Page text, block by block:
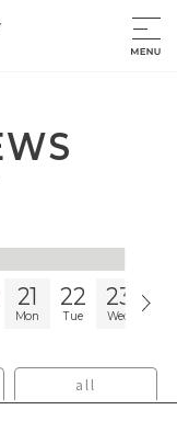
21
Mon
22
Tue
23
Wed
all